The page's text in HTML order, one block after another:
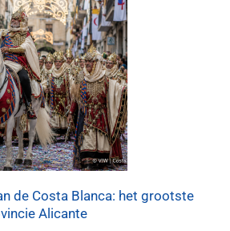
de Costa Blanca: het grootste
Alicante